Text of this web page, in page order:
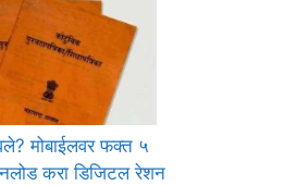
मोबाईलवर फक्त ५
करा डिजिटल रेशन